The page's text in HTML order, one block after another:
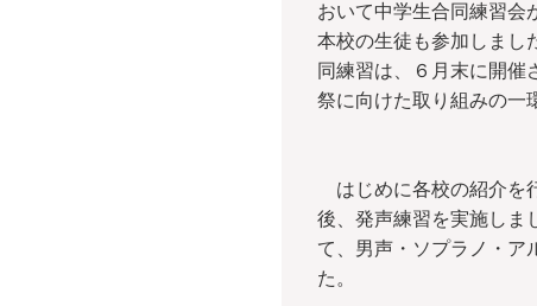
おいて中学生合同練習会
本校の生徒も参加しまし
同練習は、６月末に開催
祭に向けた取り組みの一
はじめに各校の紹介を
後、発声練習を実施しま
て、男声・ソプラノ・ア
た。